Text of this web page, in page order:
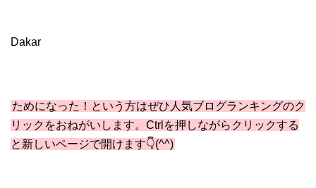
Dakar
ためになった！という方はぜひ人気ブログランキングのク
リックをおねがいします。Ctrlを押しながらクリックする
と新しいページで開けます👇(^^)